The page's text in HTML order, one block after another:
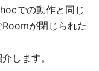
での動作と同じ
が閉じられた
します。